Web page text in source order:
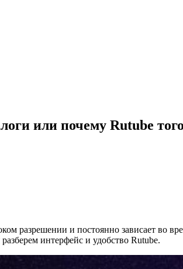
или почему Rutube
разрешении и постоянно зависает во
интерфейс и удобство Rutube.